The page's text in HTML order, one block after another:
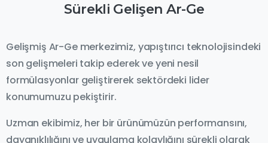
Sürekli Gelişen Ar-Ge
Gelişmiş Ar-Ge merkezimiz, yapıştırıcı teknolojisindeki
son gelişmeleri takip ederek ve yeni nesil
formülasyonlar geliştirerek sektördeki lider
konumumuzu pekiştirir.
Uzman ekibimiz, her bir ürünümüzün performansını,
dayanıklılığını ve uygulama kolaylığını sürekli olarak